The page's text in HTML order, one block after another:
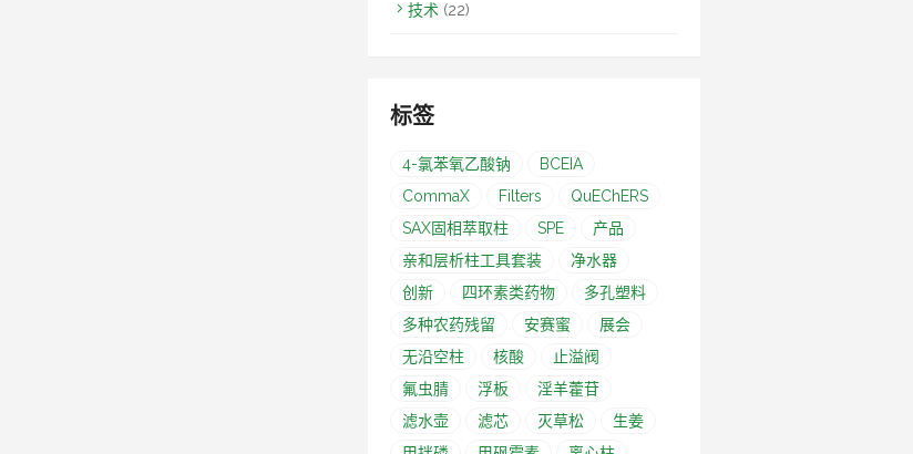
技术 (22)
标签
4-氯苯氧乙酸钠
BCEIA
CommaX
Filters
QuEChERS
SAX固相萃取柱
SPE
产品
亲和层析柱工具套装
净水器
创新
四环素类药物
多孔塑料
多种农药残留
安赛蜜
展会
无沿空柱
核酸
止溢阀
氟虫腈
浮板
淫羊藿苷
滤水壶
滤芯 灭草松
生姜